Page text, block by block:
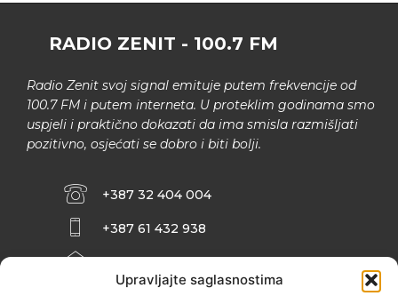
Upravljajte saglasnostima
RADIO ZENIT - 100.7 FM
Radio Zenit svoj signal emituje putem frekvencije od
100.7 FM i putem interneta. U proteklim godinama smo
uspjeli i praktično dokazati da ima smisla razmišljati
pozitivno, osjećati se dobro i biti bolji.
+387 32 404 004
+387 61 432 938